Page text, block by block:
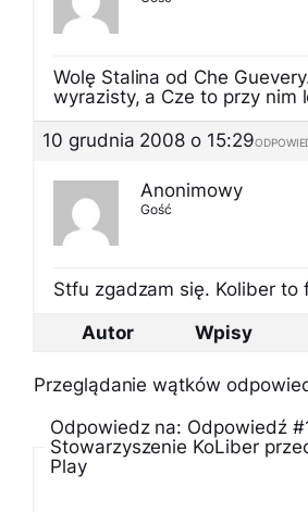
Wolę Stalina od Che
wyrazisty, a Cze to przy nim
10 grudnia 2008 o 15:29
Anonimowy
Gość
Stfu zgadzam się. Koliber to
Autor
Wpisy
Przeglądanie wątków
Odpowiedz na: Odpowiedź
Stowarzyszenie KoLiber
Play